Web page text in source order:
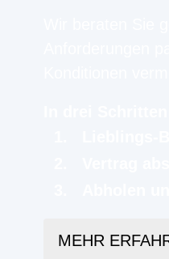
MEHR